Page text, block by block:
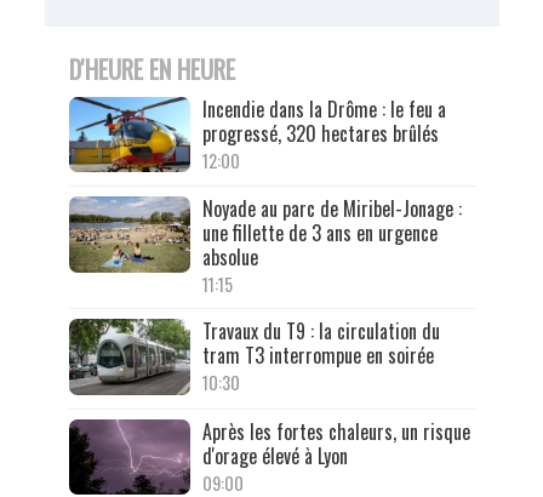
D'HEURE EN HEURE
Incendie dans la Drôme : le feu a
progressé, 320 hectares brûlés
12:00
Noyade au parc de Miribel-Jonage :
une fillette de 3 ans en urgence
absolue
11:15
Travaux du T9 : la circulation du
tram T3 interrompue en soirée
10:30
Après les fortes chaleurs, un risque
d'orage élevé à Lyon
09:00